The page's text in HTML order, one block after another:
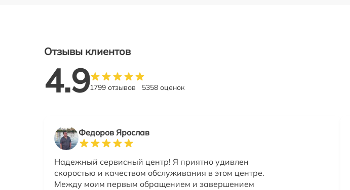
Отзывы клиентов
4.91799 отзывов 5358 оценок
Федоров Ярослав
Надежный сервисный центр! Я приятно удивлен
скоростью и качеством обслуживания в этом центре.
Между моим первым обращением и завершением